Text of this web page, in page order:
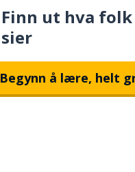
Finn ut hva
sier
Begynn å lære, helt